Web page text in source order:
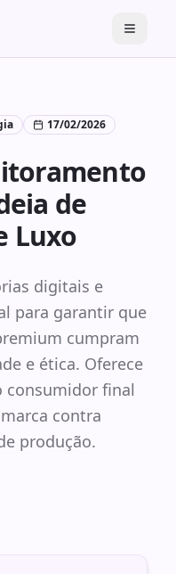
17/02/2026
de
Luxo
digitais e
para garantir que
cumpram
e ética. Oferece
consumidor final
contra
produção.